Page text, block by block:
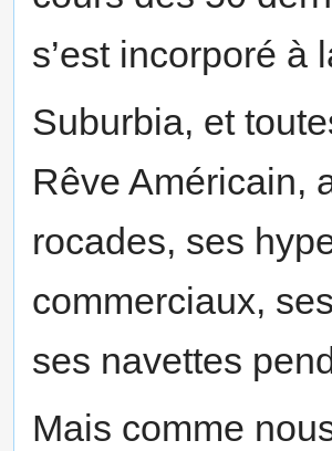
s’est incorporé à
Suburbia, et
Rêve Américain,
rocades, ses
commerciaux,
ses navettes
Mais comme